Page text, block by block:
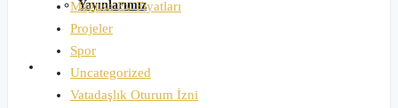
Yayınlarımız
Satın Alma Rehberi
Mağusa Ev Fiyatları
Projeler
Spor
Uncategorized
Vatadaşlık Oturum İzni